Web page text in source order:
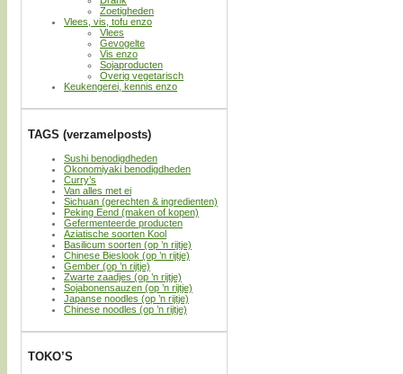
Zoetigheden
Vlees, vis, tofu enzo
Vlees
Gevogelte
Vis enzo
Sojaproducten
Overig vegetarisch
Keukengerei, kennis enzo
TAGS (verzamelposts)
Sushi benodigdheden
Okonomiyaki benodigdheden
Curry’s
Van alles met ei
Sichuan (gerechten & ingredienten)
Peking Eend (maken of kopen)
Gefermenteerde producten
Aziatische soorten Kool
Basilicum soorten (op ’n rijtje)
Chinese Bieslook (op ’n rijtje)
Gember (op ’n rijtje)
Zwarte zaadjes (op ’n rijtje)
Sojabonensauzen (op ’n rijtje)
Japanse noodles (op ’n rijtje)
Chinese noodles (op ’n rijtje)
TOKO’S